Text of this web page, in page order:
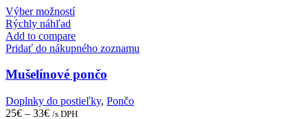
the
product
Výber možnostíThis
has
multiple
The
options
may
be
Rýchly náhľad
Add to compare
Pridať do nákupného zoznamu
Mušelínové pončo
Doplnky do postieľky, Pončo
25€ – 33€ /s DPH